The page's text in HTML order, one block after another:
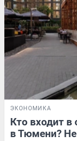
ЭКОНОМИКА
Кто входит в
в Тюмени?